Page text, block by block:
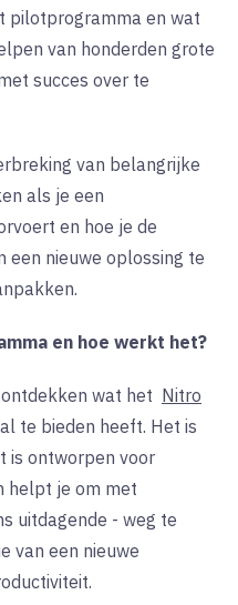
pilotprogramma en wat
van honderden grote
succes over te
van belangrijke
als je een
en hoe je de
een nieuwe oplossing te
en hoe werkt het?
wat het Nitro
te bieden heeft. Het is
is ontworpen voor
helpt je om met
uitdagende - weg te
van een nieuwe